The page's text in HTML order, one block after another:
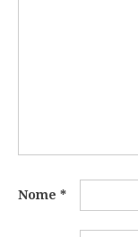
Nome *